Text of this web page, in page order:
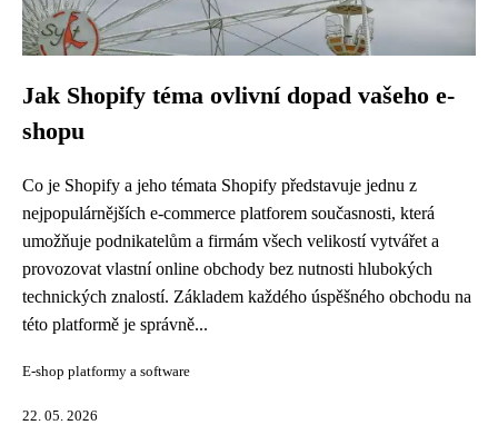
Jak Shopify téma ovlivní dopad vašeho e-
shopu
Co je Shopify a jeho témata Shopify představuje jednu z
nejpopulárnějších e-commerce platforem současnosti, která
umožňuje podnikatelům a firmám všech velikostí vytvářet a
provozovat vlastní online obchody bez nutnosti hlubokých
technických znalostí. Základem každého úspěšného obchodu na
této platformě je správně...
E-shop platformy a software
22. 05. 2026